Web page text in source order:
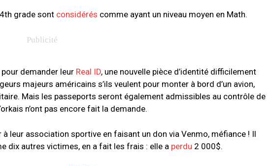
grade sont considérés comme ayant un niveau moyen en Math.
demander leur Real ID, une nouvelle pièce d’identité difficilement
majeurs américains s’ils veulent pour monter à bord d’un avion,
Mais les passeports seront également admissibles au contrôle de
n’ont pas encore fait la demande.
leur association sportive en faisant un don via Venmo, méfiance ! Il
dix autres victimes, en a fait les frais : elle a perdu 2 000$.